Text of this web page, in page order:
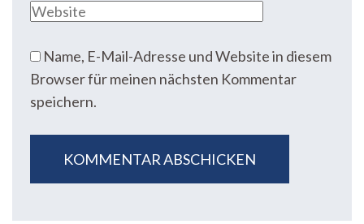
Name, E-Mail-Adresse und Website in diesem
Browser für meinen nächsten Kommentar
speichern.